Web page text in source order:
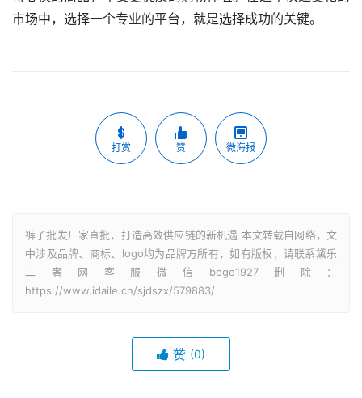
市场中，选择一个专业的平台，就是选择成功的关键。
打赏 赞 微海报
裤子批发厂家直批，打造高效供应链的新机遇 本文转载自网络，文
中涉及品牌、商标、logo均为品牌方所有，如有版权，请联系黛乐
二奢网客服微信boge1927删除：
https://www.idaile.cn/sjdszx/579883/
赞 (0)